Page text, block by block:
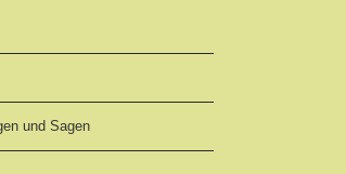
und Sagen